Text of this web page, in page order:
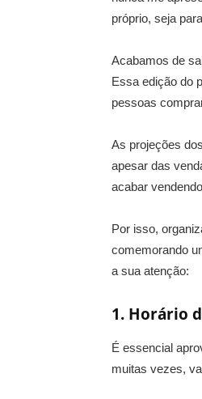
próprio, seja
Acabamos de
Essa edição do
pessoas
As projeções
apesar das
acabar
Por isso,
comemorando
a sua atenção:
1. Horário
É essencial
muitas vezes,